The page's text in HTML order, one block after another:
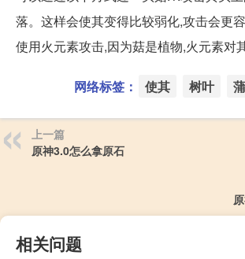
落。这样会使其变得比较弱化,攻击会更
使用火元素攻击,因为菇是植物,火元素对
网络标签： 使其 树叶
上一篇
原神3.0怎么拿原石
相关问题